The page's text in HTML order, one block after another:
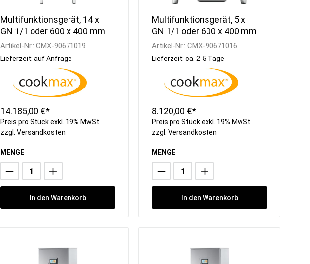
Multifunktionsgerät, 14 x
GN 1/1 oder 600 x 400 mm
Artikel-Nr.: CMX-90671019
Lieferzeit: auf Anfrage
14.185,00 €*
Preis pro Stück exkl. 19% MwSt.
zzgl. Versandkosten
MENGE
In den Warenkorb
Multifunktionsgerät, 5 x
GN 1/1 oder 600 x 400 mm
Artikel-Nr.:CMX-90671016
Lieferzeit: ca. 2-5 Tage
8.120,00 €*
Preis pro Stück exkl. 19% MwSt.
zzgl.Versandkosten
MENGE
In den Warenkorb